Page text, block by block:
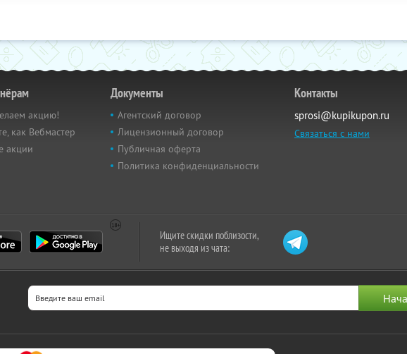
акцию!
как Вебмастер
акции
Документы
Агентский договор
Лицензионный договор
Публичная оферта
Политика конфиденциальности
Контакты
sprosi@kupikupon.ru
Связаться с нами
Ищите скидки поблизости,
не выходя из чата: